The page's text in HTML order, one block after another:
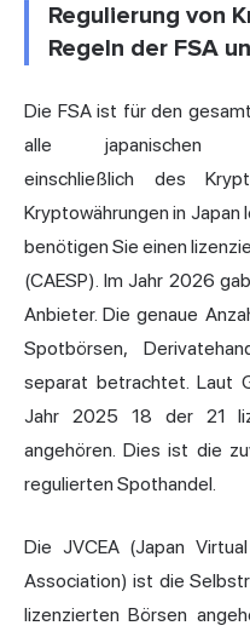
Regulierung von
Regeln der FSA
Die FSA ist für den
alle japanischen
einschließlich des
Kryptowährungen in Japan
benötigen Sie einen
(CAESP). Im Jahr 2026
Anbieter. Die genaue
Spotbörsen,
separat betrachtet. Laut
Jahr 2025 18 der 21
angehören. Dies ist die
regulierten Spothandel.
Die JVCEA (Japan
Association) ist die
lizenzierten Börsen